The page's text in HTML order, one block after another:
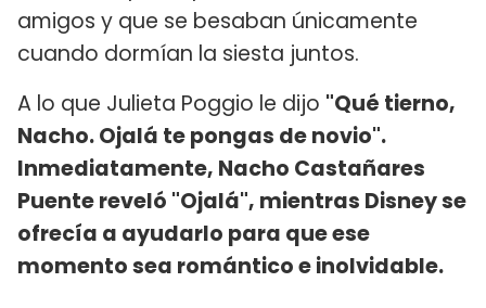
amigos y que se besaban únicamente
cuando dormían la siesta juntos.
A lo que Julieta Poggio le dijo "Qué tierno,
Nacho. Ojalá te pongas de novio".
Inmediatamente, Nacho Castañares
Puente reveló "Ojalá", mientras Disney se
ofrecía a ayudarlo para que ese
momento sea romántico e inolvidable.